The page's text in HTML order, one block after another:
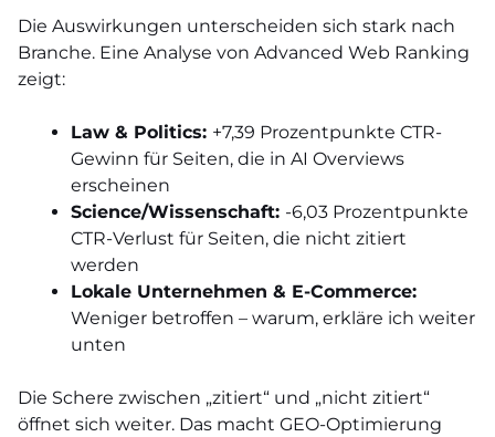
Die Auswirkungen unterscheiden sich stark nach
Branche. Eine Analyse von Advanced Web Ranking
zeigt:
Law & Politics: +7,39 Prozentpunkte CTR-
Gewinn für Seiten, die in AI Overviews
erscheinen
Science/Wissenschaft: -6,03 Prozentpunkte
CTR-Verlust für Seiten, die nicht zitiert
werden
Lokale Unternehmen & E-Commerce:
Weniger betroffen – warum, erkläre ich weiter
unten
Die Schere zwischen „zitiert“ und „nicht zitiert“
öffnet sich weiter. Das macht GEO-Optimierung